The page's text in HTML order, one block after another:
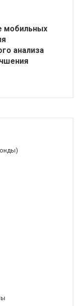
мобильных
анализа